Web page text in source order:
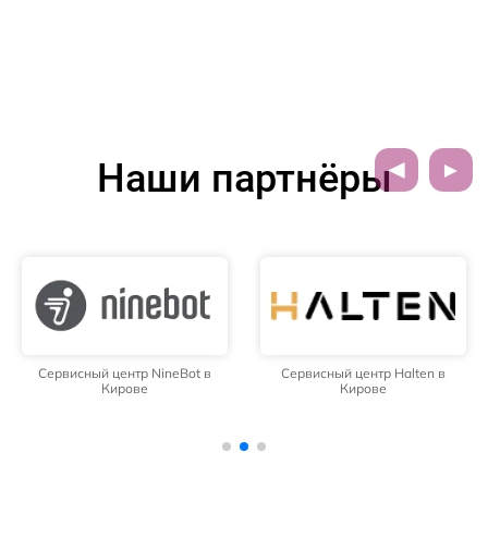
Наши партнёры
Сервисный центр NineBot в
Кирове
Сервисный центр Halten в
Кирове